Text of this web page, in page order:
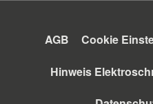
AGB Cookie
Hinweis